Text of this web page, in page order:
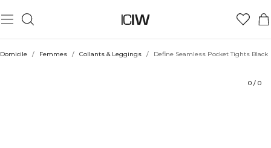
Domicile / Femmes / Collants & Leggings / Define Seamless Pocket Tights Black
0 / 0